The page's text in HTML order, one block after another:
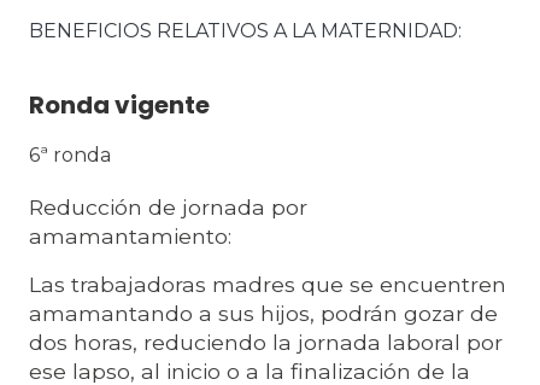
BENEFICIOS RELATIVOS A LA MATERNIDAD
Ronda vigente
6ª ronda
Reducción de jornada por
amamantamiento:
Las trabajadoras madres que se encuentren
amamantando a sus hijos, podrán gozar de
dos horas, reduciendo la jornada laboral por
ese lapso, al inicio o a la finalización de la